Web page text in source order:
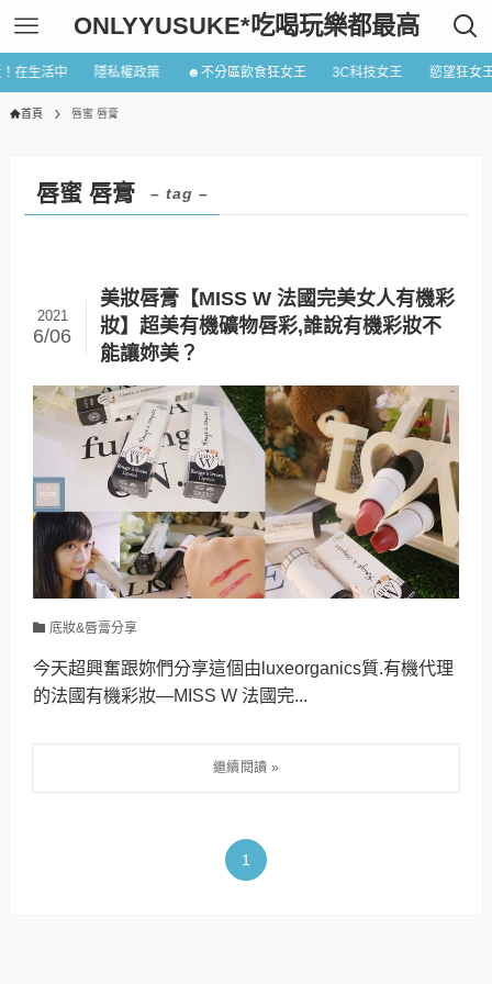
ONLYYUSUKE*吃喝玩樂都最高
在生活中 隱私權政策 ☻不分區飲食狂女王 3C科技女王 慾望狂女
首頁 唇蜜 唇膏
唇蜜 唇膏 – tag –
美妝唇膏【MISS W 法國完美女人有機彩
妝】超美有機礦物唇彩,誰說有機彩妝不
能讓妳美？
2021
6/06
底妝&唇膏分享
今天超興奮跟妳們分享這個由luxeorganics質.有機代理
的法國有機彩妝—MISS W 法國完...
1